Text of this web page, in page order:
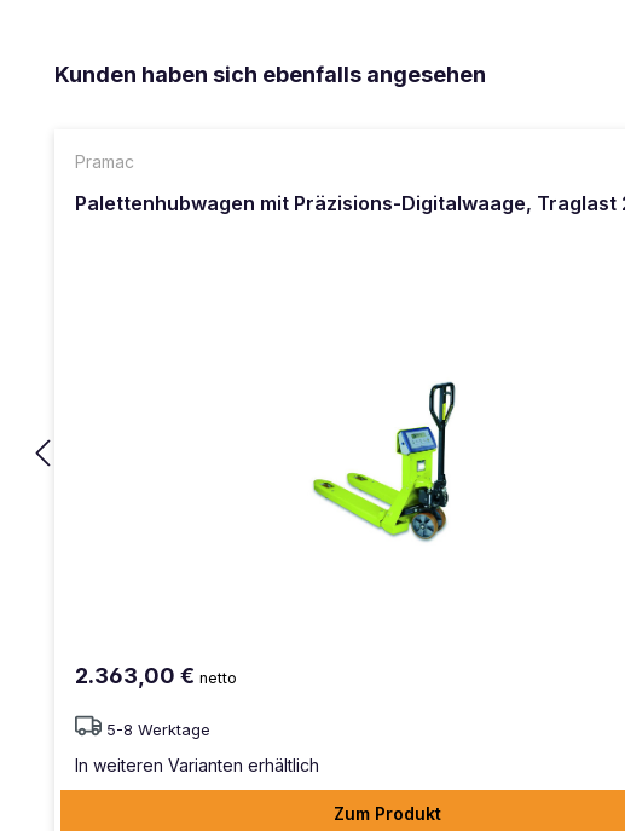
Produktgalerie überspringen
Kunden haben sich ebenfalls angesehen
Pramac
Palettenhubwagen mit Präzisions-Digitalwaage, Traglast
2.363,00 € netto
5-8 Werktage
In weiteren Varianten erhältlich
Zum Produkt